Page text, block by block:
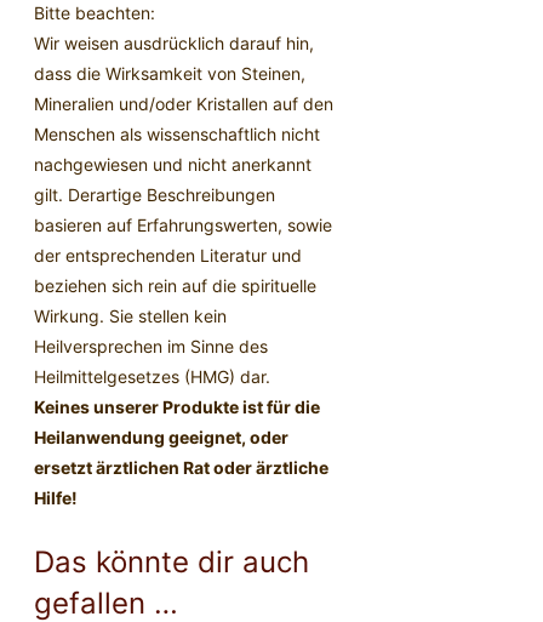
Bitte beachten:
Wir weisen ausdrücklich darauf hin,
dass die Wirksamkeit von Steinen,
Mineralien und/oder Kristallen auf den
Menschen als wissenschaftlich nicht
nachgewiesen und nicht anerkannt
gilt. Derartige Beschreibungen
basieren auf Erfahrungswerten, sowie
der entsprechenden Literatur und
beziehen sich rein auf die spirituelle
Wirkung. Sie stellen kein
Heilversprechen im Sinne des
Heilmittelgesetzes (HMG) dar.
Keines unserer Produkte ist für die
Heilanwendung geeignet, oder
ersetzt ärztlichen Rat oder ärztliche
Hilfe!
Das könnte dir auch
gefallen …